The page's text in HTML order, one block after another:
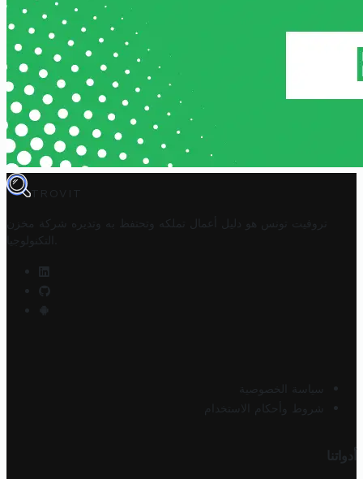
TROVIT
تروفيت تونس هو دليل أعمال تملكه وتحتفظ به وتديره
شركة مخزن
التكنولوجيا
سياسة الخصوصية
شروط وأحكام الاستخدام
أدواتنا